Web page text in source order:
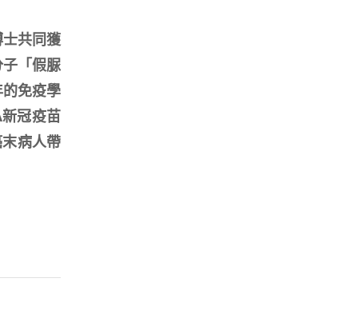
共同獲
「假脲
免疫學
冠疫苗
病人帶